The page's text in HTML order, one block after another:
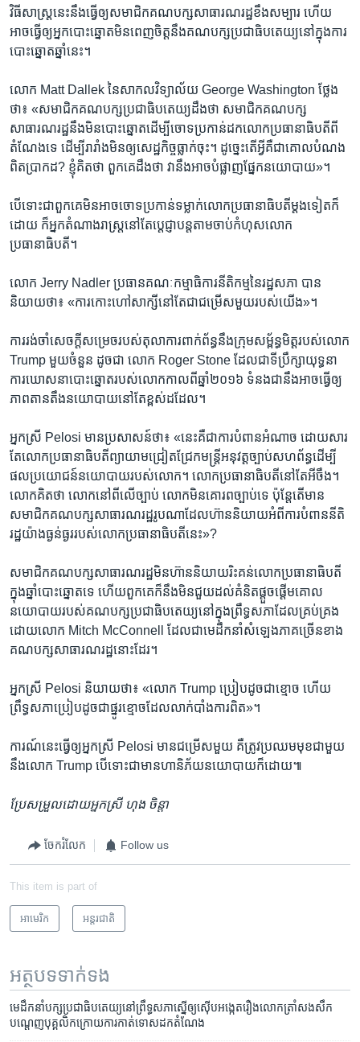
វិធីសាស្ត្រ​នេះ​នឹង​ធ្វើ​ឲ្យ​សមាជិក​គណបក្ស​សាធារណរដ្ឋ​ខឹង​សម្បារ ហើយ​
អាច​ធ្វើ​ឲ្យ​អ្នក​បោះឆ្នោត​មិន​ពេញ​ចិត្ត​នឹង​គណបក្ស​ប្រជាធិបតេយ្យ​នៅ​ក្នុង​ការ​
បោះឆ្នោត​ឆ្នាំ​នេះ។
លោក Matt Dallek នៃ​សាកលវិទ្យាល័យ George Washington ថ្លែង​
ថា៖ «សមាជិក​គណបក្ស​ប្រជាធិបតេយ្យ​ដឹង​ថា សមាជិក​គណបក្ស​
សាធារណរដ្ឋ​នឹង​មិន​បោះឆ្នោត​ដើម្បី​ចោទប្រកាន់​ដក​លោកប្រធានាធិបតី​ពី​
តំណែង​ទេ ដើម្បី​រារាំង​មិន​ឲ្យសេដ្ឋកិច្ច​ធ្លាក់ចុះ។ ដូច្នេះ​តើ​អ្វី​គឺ​ជា​គោលបំណង​
ពិតប្រាកដ? ខ្ញុំ​គិត​ថា ពួកគេ​ដឹង​ថា វា​នឹង​អាច​បំផ្លាញផ្នែក​នយោបាយ​»។
បើ​ទោះ​ជា​ពួកគេ​មិន​អាច​ចោទប្រកាន់​ទម្លាក់​លោក​ប្រធានាធិបតី​ម្ដង​ទៀត​ក៏​
ដោយ ក៏​អ្នក​តំណាងរាស្ត្រ​នៅ​តែ​ប្ដេជ្ញា​បន្ដ​តាម​ចាប់​កំហុស​លោក​
ប្រធានាធិបតី​។
លោក Jerry Nadler ប្រធាន​គណៈកម្មាធិការ​នីតិកម្ម​នៃ​រដ្ឋសភា​ បាន​
និយាយ​ថា៖ «ការ​កោះហៅ​សាក្សី​នៅ​តែ​ជា​ជម្រើស​មួយ​របស់​យើង‍»។
ការ​រង់ចាំ​សេចក្ដីសម្រេច​របស់​តុលាការ​ពាក់ព័ន្ធ​នឹង​ក្រុមសម្ព័ន្ធមិត្ត​របស់​លោក
Trump មួយ​ចំនួន ដូចជា លោក Roger Stone ដែល​ជា​ទីប្រឹក្សា​យុទ្ធនា
ការ​ឃោសនា​បោះឆ្នោត​របស់​លោក​កាល​ពី​ឆ្នាំ​២០១៦ ទំនង​ជា​នឹង​អាច​ធ្វើ​ឲ្យ​
ភាពតានតឹង​នយោបាយ​នៅ​តែ​ខ្ពស់​ដដែល។
អ្នកស្រី Pelosi មាន​ប្រសាសន៍​ថា៖ «នេះ​គឺ​ជា​ការ​បំពាន​អំណាច​ ដោយសារ​
តែលោក​ប្រធានាធិបតី​ព្យាយាម​ជ្រៀតជ្រែក​មន្ត្រី​អនុវត្ត​ច្បាប់​សហព័ន្ធ​ដើម្បី​
ផលប្រយោជន៍​នយោបាយ​របស់​លោក។ លោក​ប្រធានាធិបតី​នៅ​តែ​អីចឹង។
លោក​គិត​ថា លោក​នៅ​ពីលើ​ច្បាប់ លោក​មិន​គោរព​ច្បាប់​ទេ ប៉ុន្តែ​តើ​មាន​
សមាជិក​គណបក្ស​សាធារណរដ្ឋ​រូបណា​ដែល​ហ៊ាននិយាយ​អំពី​ការ​បំពាន​នីតិ
រដ្ឋ​យ៉ាង​ធ្ងន់ធ្ងរ​របស់​លោក​ប្រធានាធិបតី​នេះ»?
សមាជិក​គណបក្ស​សាធារណរដ្ឋ​មិន​ហ៊ាន​និយាយ​រិះគន់​លោក​ប្រធានាធិបតី​
ក្នុង​ឆ្នាំ​បោះឆ្នោត​ទេ ហើយ​ពួកគេ​ក៏​នឹង​មិន​ជួយ​ដល់​គំនិត​ផ្តួចផ្ដើម​គោល
នយោបាយ​របស់​គណបក្ស​ប្រជាធិបតេយ្យ​នៅ​ក្នុង​ព្រឹទ្ធសភា​ដែល​គ្រប់គ្រង​
ដោយ​លោក Mitch McConnell ដែល​ជា​មេដឹកនាំ​សំឡេង​ភាគច្រើន​ខាង​
គណបក្ស​សាធារណរដ្ឋ​នោះ​ដែរ។
អ្នកស្រី Pelosi និយាយ​ថា៖ «លោក​ Trump ប្រៀបដូចជា​ខ្មោច ហើយ​
ព្រឹទ្ធសភា​ប្រៀប​ដូចជា​ផ្នូរខ្មោច​ដែល​លាក់​បាំង​ការពិត‍»។​
ការណ៍​នេះ​ធ្វើ​ឲ្យ​អ្នកស្រី Pelosi មាន​ជម្រើស​មួយ​ គឺ​ត្រូវ​ប្រឈម​មុខ​ជាមួយ​
នឹង​លោក Trump បើ​ទោះ​ជា​មាន​ហានិភ័យ​នយោបាយ​ក៏​ដោយ‍៕
ប្រែសម្រួល​ដោយ​អ្នកស្រី ហុង ចិន្ដា
ចែករំលែក Follow us
This item is part of
អាមេរិក​ អន្តរជាតិ
អត្ថបទ​ទាក់ទង
មេដឹកនាំ​បក្ស​ប្រជាធិបតេយ្យ​នៅ​ព្រឹទ្ធសភា​ស្នើ​ឲ្យ​​​ស៊ើប​អង្កេត​​​​រឿង​​​លោក​ត្រាំ​​សងសឹក​​
បណ្ដេញ​បុគ្គលិក​​​ក្រោយ​ការ​កាត់​ទោស​ដក​តំណែង